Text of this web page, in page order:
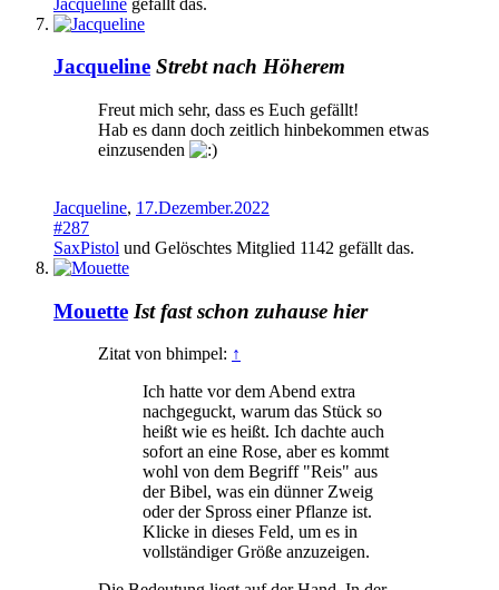
Jacqueline Strebt nach Höherem
Freut mich sehr, dass es Euch gefällt!
Hab es dann doch zeitlich hinbekommen etwas
einzusenden
Jacqueline, 17.Dezember.2022
#287
SaxPistol und Gelöschtes Mitglied 1142 gefällt das.
Mouette Ist fast schon zuhause hier
Zitat von bhimpel: ↑
Ich hatte vor dem Abend extra
nachgeguckt, warum das Stück so
heißt wie es heißt. Ich dachte auch
sofort an eine Rose, aber es kommt
wohl von dem Begriff "Reis" aus
der Bibel, was ein dünner Zweig
oder der Spross einer Pflanze ist.
Klicke in dieses Feld, um es in
vollständiger Größe anzuzeigen.